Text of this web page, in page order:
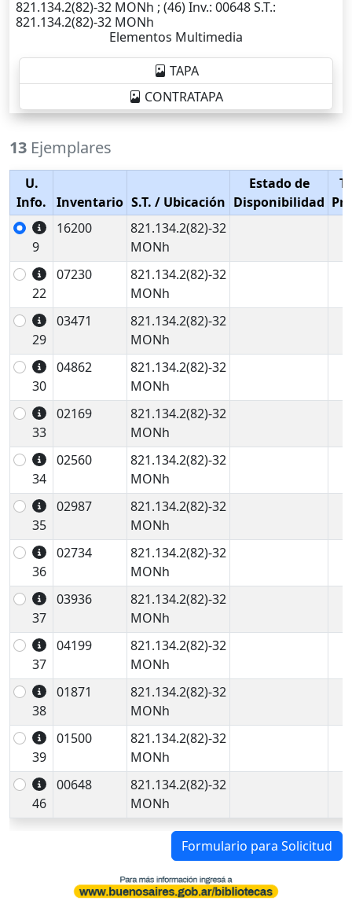
821.134.2(82)-32 MONh ; (46)Inv.: 00648S.T.:
821.134.2(82)-32 MONh
Elementos Multimedia
TAPA
CONTRATAPA
13 Ejemplares
U.
Info.
Inventario S.T. / Ubicación
Estado de
Disponibilidad
9
16200
821.134.2(82)-32
MONh
22
07230
821.134.2(82)-32
MONh
29
03471
821.134.2(82)-32
MONh
30
04862
821.134.2(82)-32
MONh
33
02169
821.134.2(82)-32
MONh
34
02560
821.134.2(82)-32
MONh
35
02987
821.134.2(82)-32
MONh
36
02734
821.134.2(82)-32
MONh
37
03936
821.134.2(82)-32
MONh
37
04199
821.134.2(82)-32
MONh
38
01871
821.134.2(82)-32
MONh
39
01500
821.134.2(82)-32
MONh
46
00648
821.134.2(82)-32
MONh
Formulario para Solicitud